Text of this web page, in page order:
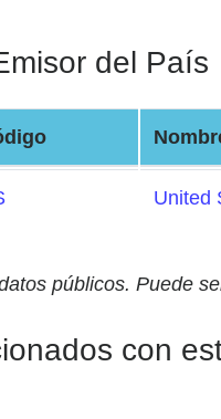
del País
United
públicos. Puede
con